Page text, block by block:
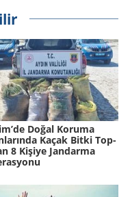
Doğal Ko­ru­ma
Kaçak Bitki Top­
8 Ki­şi­ye Jan­dar­ma